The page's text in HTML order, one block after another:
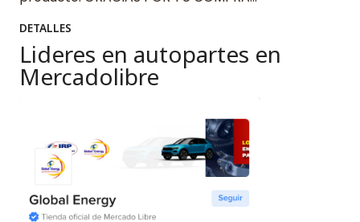
DETALLES
Lideres en autopartes en
Mercadolibre